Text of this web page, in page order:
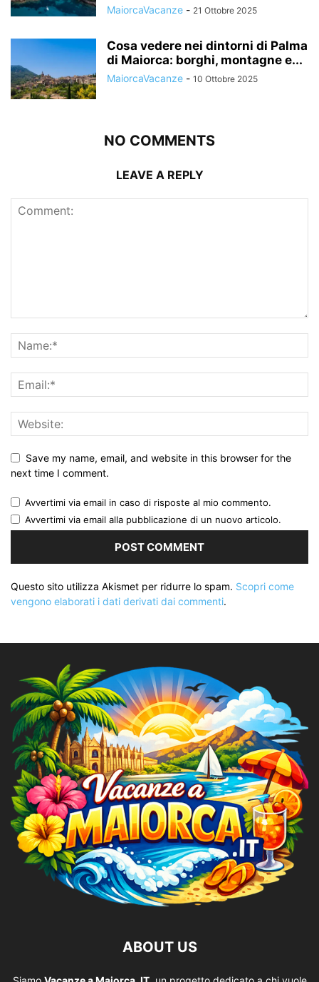
MaiorcaVacanze - 21 Ottobre 2025
Cosa vedere nei dintorni di Palma
di Maiorca: borghi, montagne e...
MaiorcaVacanze - 10 Ottobre 2025
NO COMMENTS
LEAVE A REPLY
Save my name, email, and website in this browser for the
next time I comment.
Avvertimi via email in caso di risposte al mio commento.
Avvertimi via email alla pubblicazione di un nuovo articolo.
Questo sito utilizza Akismet per ridurre lo spam. Scopri come
vengono elaborati i dati derivati dai commenti.
ABOUT US